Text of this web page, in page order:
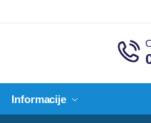
Informacije